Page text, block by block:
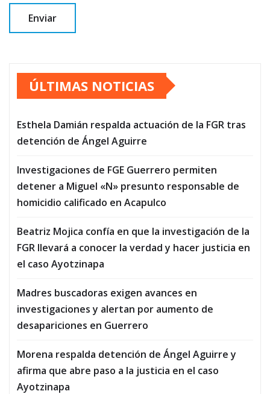
ÚLTIMAS NOTICIAS
Esthela Damián respalda actuación de la FGR tras
detención de Ángel Aguirre
Investigaciones de FGE Guerrero permiten
detener a Miguel «N» presunto responsable de
homicidio calificado en Acapulco
Beatriz Mojica confía en que la investigación de la
FGR llevará a conocer la verdad y hacer justicia en
el caso Ayotzinapa
Madres buscadoras exigen avances en
investigaciones y alertan por aumento de
desapariciones en Guerrero
Morena respalda detención de Ángel Aguirre y
afirma que abre paso a la justicia en el caso
Ayotzinapa